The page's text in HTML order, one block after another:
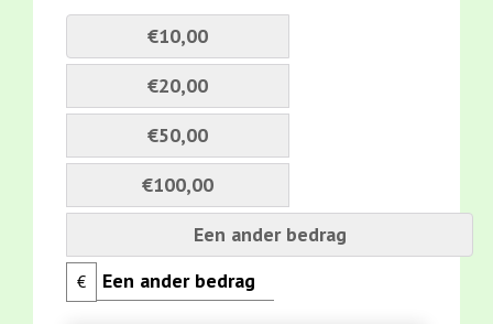
€10,00
€20,00
€50,00
€100,00
Een ander bedrag
€